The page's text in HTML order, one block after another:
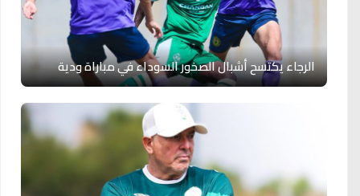
الرجاء يكتسح أشبال الصخور السوداء في مباراة ودية